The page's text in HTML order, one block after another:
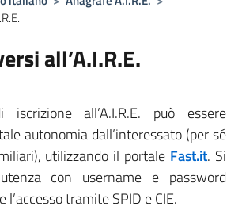
all’A.I.R.E.
all’A.I.R.E. può essere
autonomia dall’interessato (per sé
utilizzando il portale Fast.it. Si
con username e password
tramite SPID e CIE.